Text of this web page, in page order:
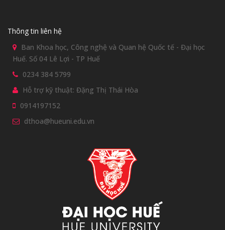
Thông tin liên hệ
Ban Khoa học, Công nghệ và Quan hệ Quốc tế - Đại học
Huế. Số 04 Lê Lợi - TP Huế
0234 384 5799
Hỗ trợ kỹ thuật: Đặng Thị Thái Hòa
0914197152
dthoa@hueuni.edu.vn